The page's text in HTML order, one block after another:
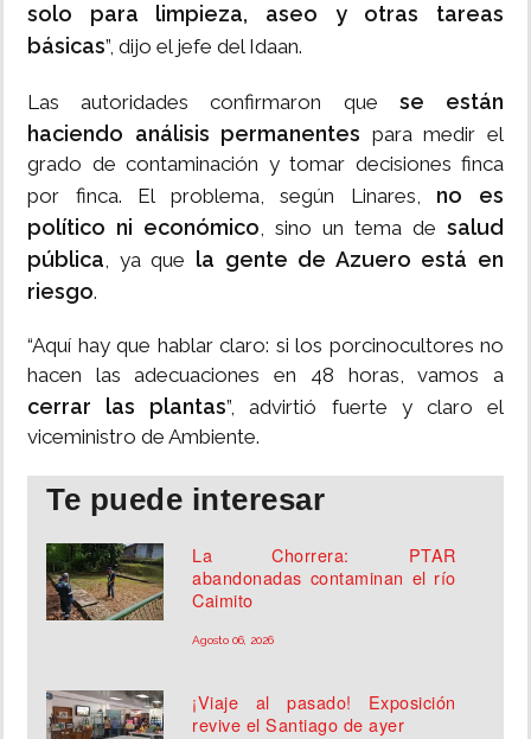
solo para limpieza, aseo y otras tareas
básicas”, dijo el jefe del Idaan.
Las autoridades confirmaron que se están
haciendo análisis permanentes para medir el
grado de contaminación y tomar decisiones finca
por finca. El problema, según Linares, no es
político ni económico, sino un tema de salud
pública, ya que la gente de Azuero está en
riesgo.
“Aquí hay que hablar claro: si los porcinocultores no
hacen las adecuaciones en 48 horas, vamos a
cerrar las plantas”, advirtió fuerte y claro el
viceministro de Ambiente.
Te puede interesar
La Chorrera: PTAR
abandonadas contaminan el río
Caimito
Agosto 06, 2026
¡Viaje al pasado! Exposición
revive el Santiago de ayer